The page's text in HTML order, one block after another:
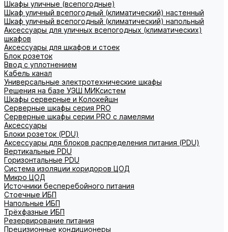
Шкафы уличные (всепогодные)
Шкаф уличный всепогодный (климатический) настенный
Шкаф уличный всепогодный (климатический) напольный
Аксессуары для уличных всепогодных (климатических)
шкафов
Аксессуары для шкафов и стоек
Блок розеток
Ввод с уплотнением
Кабель канал
Универсальные электротехнические шкафы
Решения на базе УЭШ МИКсистем
Шкафы серверные и Колокейшн
Серверные шкафы серия PRO
Серверные шкафы серии PRO с ламелями
Аксессуары
Блоки розеток (PDU)
Аксессуары для блоков распределения питания (PDU)
Вертикальные PDU
Горизонтальные PDU
Система изоляции коридоров ЦОД
Микро ЦОД
Источники бесперебойного питания
Стоечные ИБП
Напольные ИБП
Трёхфазные ИБП
Резервирование питания
Прецизионные кондиционеры